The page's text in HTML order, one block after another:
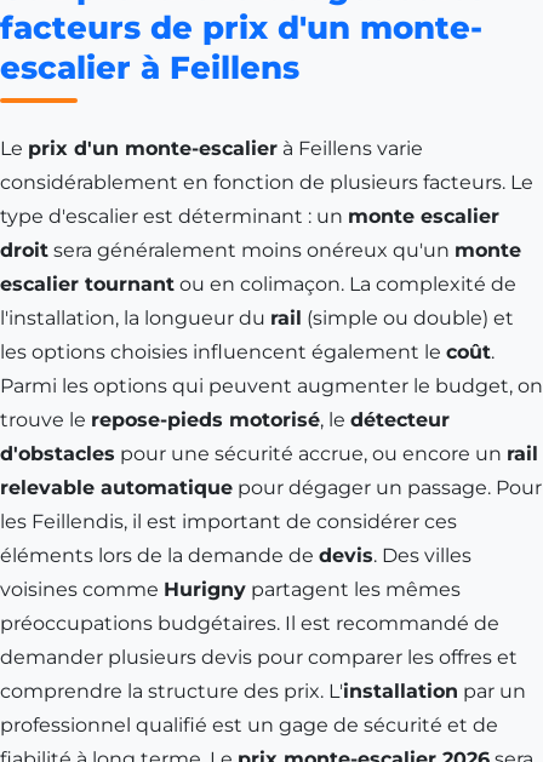
facteurs de prix d'un monte-
escalier à Feillens
Le prix d'un monte-escalier à Feillens varie
considérablement en fonction de plusieurs facteurs. Le
type d'escalier est déterminant : un monte escalier
droit sera généralement moins onéreux qu'un monte
escalier tournant ou en colimaçon. La complexité de
l'installation, la longueur du rail (simple ou double) et
les options choisies influencent également le coût.
Parmi les options qui peuvent augmenter le budget, on
trouve le repose-pieds motorisé, le détecteur
d'obstacles pour une sécurité accrue, ou encore un rail
relevable automatique pour dégager un passage. Pour
les Feillendis, il est important de considérer ces
éléments lors de la demande de devis. Des villes
voisines comme Hurigny partagent les mêmes
préoccupations budgétaires. Il est recommandé de
demander plusieurs devis pour comparer les offres et
comprendre la structure des prix. L'installation par un
professionnel qualifié est un gage de sécurité et de